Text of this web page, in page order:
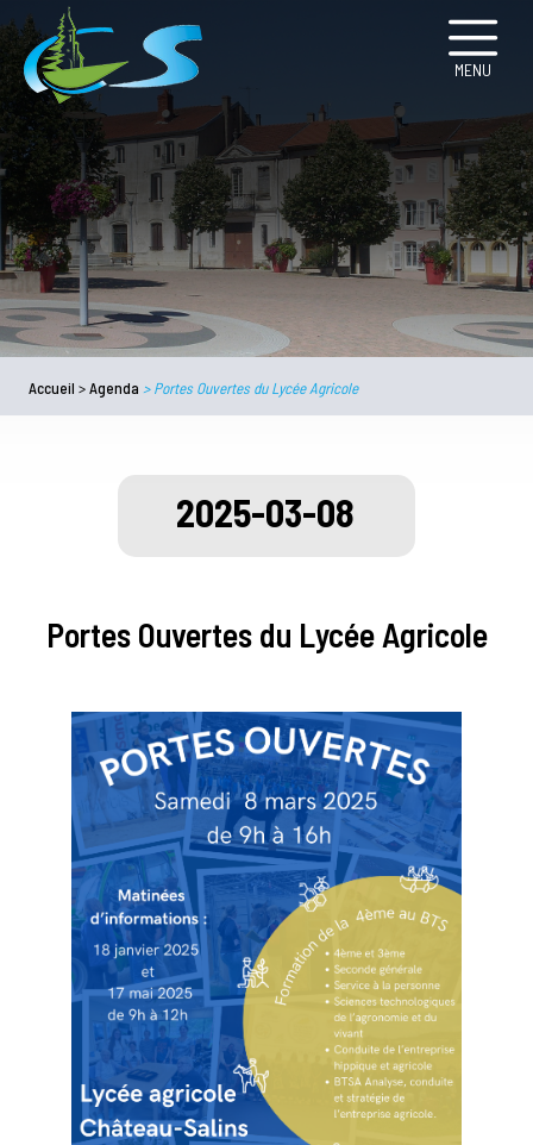
MENU
Accueil >Agenda >Portes Ouvertes du Lycée Agricole
2025-03-08
Portes Ouvertes du Lycée Agricole